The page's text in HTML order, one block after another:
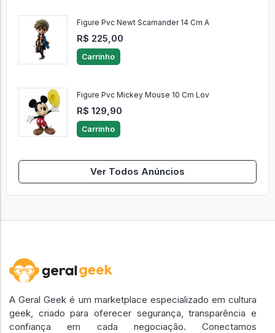
Figure Pvc Newt Scamander 14 Cm A
R$ 225,00
Carrinho
Figure Pvc Mickey Mouse 10 Cm Lov
R$ 129,90
Carrinho
Ver Todos Anúncios
A Geral Geek é um marketplace especializado em cultura
geek, criado para oferecer segurança, transparência e
confiança em cada negociação. Conectamos